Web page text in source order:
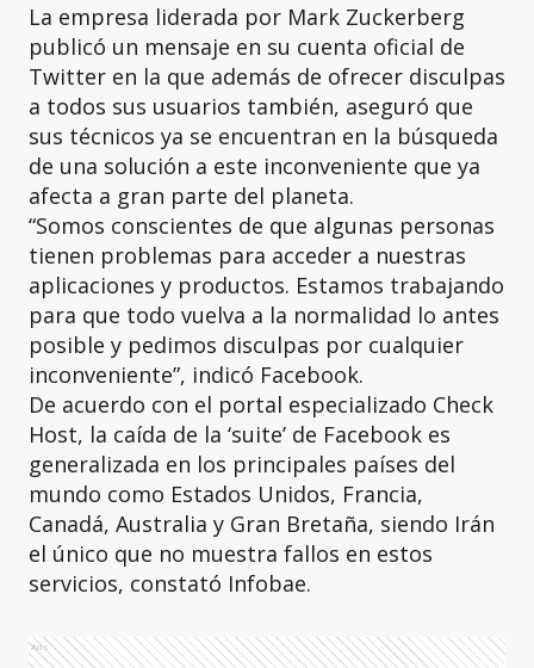
La empresa liderada por Mark Zuckerberg
publicó un mensaje en su cuenta oficial de
Twitter en la que además de ofrecer disculpas
a todos sus usuarios también, aseguró que
sus técnicos ya se encuentran en la búsqueda
de una solución a este inconveniente que ya
afecta a gran parte del planeta.
“Somos conscientes de que algunas personas
tienen problemas para acceder a nuestras
aplicaciones y productos. Estamos trabajando
para que todo vuelva a la normalidad lo antes
posible y pedimos disculpas por cualquier
inconveniente”, indicó Facebook.
De acuerdo con el portal especializado Check
Host, la caída de la ‘suite’ de Facebook es
generalizada en los principales países del
mundo como Estados Unidos, Francia,
Canadá, Australia y Gran Bretaña, siendo Irán
el único que no muestra fallos en estos
servicios, constató Infobae.
Ads